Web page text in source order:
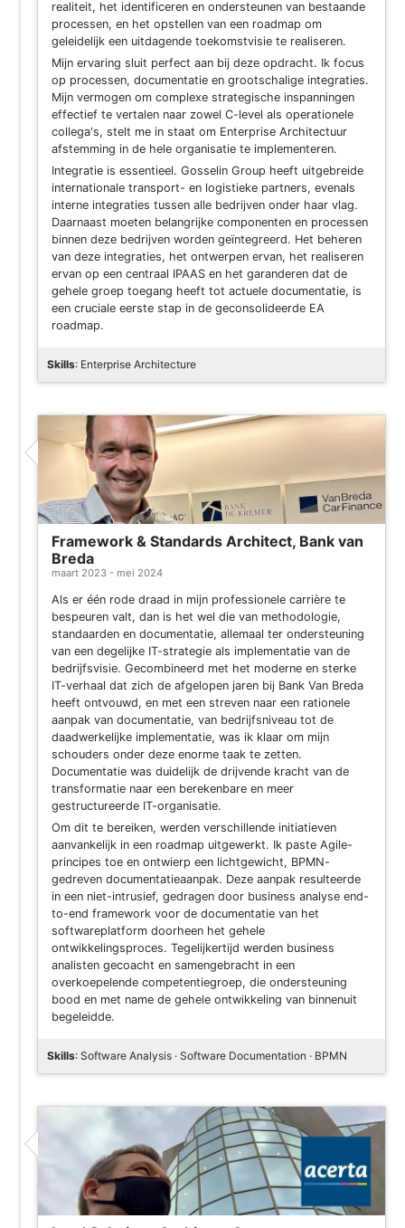
realiteit, het identificeren en ondersteunen van bestaande
processen, en het opstellen van een roadmap om
geleidelijk een uitdagende toekomstvisie te realiseren.
Mijn ervaring sluit perfect aan bij deze opdracht. Ik focus
op processen, documentatie en grootschalige integraties.
Mijn vermogen om complexe strategische inspanningen
effectief te vertalen naar zowel C-level als operationele
collega's, stelt me in staat om Enterprise Architectuur
afstemming in de hele organisatie te implementeren.
Integratie is essentieel. Gosselin Group heeft uitgebreide
internationale transport- en logistieke partners, evenals
interne integraties tussen alle bedrijven onder haar vlag.
Daarnaast moeten belangrijke componenten en processen
binnen deze bedrijven worden geïntegreerd. Het beheren
van deze integraties, het ontwerpen ervan, het realiseren
ervan op een centraal IPAAS en het garanderen dat de
gehele groep toegang heeft tot actuele documentatie, is
een cruciale eerste stap in de geconsolideerde EA
roadmap.
Skills: Enterprise Architecture
Framework & Standards Architect, Bank van
Breda
maart 2023 - mei 2024
Als er één rode draad in mijn professionele carrière te
bespeuren valt, dan is het wel die van methodologie,
standaarden en documentatie, allemaal ter ondersteuning
van een degelijke IT-strategie als implementatie van de
bedrijfsvisie. Gecombineerd met het moderne en sterke
IT-verhaal dat zich de afgelopen jaren bij Bank Van Breda
heeft ontvouwd, en met een streven naar een rationele
aanpak van documentatie, van bedrijfsniveau tot de
daadwerkelijke implementatie, was ik klaar om mijn
schouders onder deze enorme taak te zetten.
Documentatie was duidelijk de drijvende kracht van de
transformatie naar een berekenbare en meer
gestructureerde IT-organisatie.
Om dit te bereiken, werden verschillende initiatieven
aanvankelijk in een roadmap uitgewerkt. Ik paste Agile-
principes toe en ontwierp een lichtgewicht, BPMN-
gedreven documentatieaanpak. Deze aanpak resulteerde
in een niet-intrusief, gedragen door business analyse end-
to-end framework voor de documentatie van het
softwareplatform doorheen het gehele
ontwikkelingsproces. Tegelijkertijd werden business
analisten gecoacht en samengebracht in een
overkoepelende competentiegroep, die ondersteuning
bood en met name de gehele ontwikkeling van binnenuit
begeleidde.
Skills: Software Analysis · Software Documentation · BPMN